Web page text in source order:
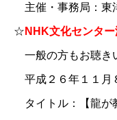
主催・事務局：東
☆ NHK文化センタ
一般の方もお聴き
平成２６年１１月
タイトル：【龍が